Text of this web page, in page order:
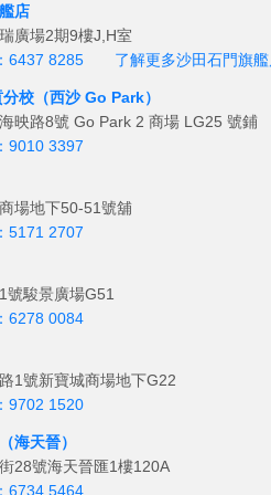
店
廣場2期9樓J,H室
6437 8285
了解更多沙田石門旗
分校（西沙 Go Park）
映路8號 Go Park 2 商場 LG25 號鋪
9010 3397
場地下50-51號舖
5171 2707
號駿景廣場G51
6278 0084
1號新寶城商場地下G22
9702 1520
海天晉）
28號海天晉匯1樓120A
6734 5464